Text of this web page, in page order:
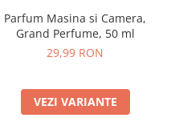
Parfum Masina si Camera,
Grand Perfume, 50 ml
29,99 RON
VEZI VARIANTE